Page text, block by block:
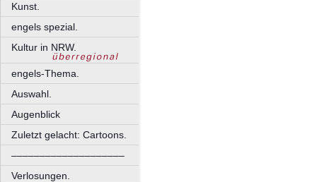
Kunst.
engels spezial.
Kultur in NRW.
engels-Thema.
Auswahl.
Augenblick
Zuletzt gelacht: Cartoons.
––––––––––––––––––––
Verlosungen.